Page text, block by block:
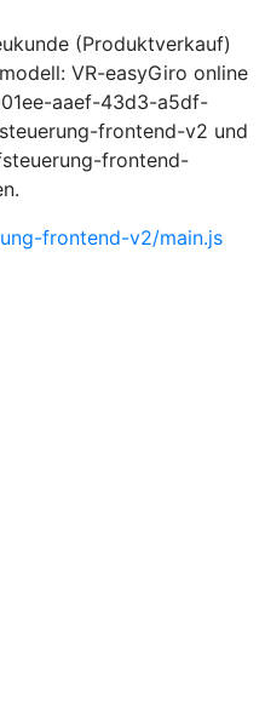
(Produktverkauf)
VR-easyGiro online
aaef-43d3-a5df-
frontend-v2 und
frontend-
frontend-v2/main.js